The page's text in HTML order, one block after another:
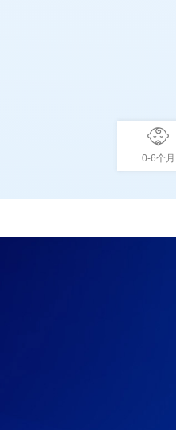
0-6个月